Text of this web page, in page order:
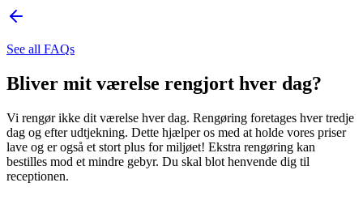
See all FAQs
Bliver mit værelse rengjort hver dag?
Vi rengør ikke dit værelse hver dag. Rengøring foretages hver tredje
dag og efter udtjekning. Dette hjælper os med at holde vores priser
lave og er også et stort plus for miljøet! Ekstra rengøring kan
bestilles mod et mindre gebyr. Du skal blot henvende dig til
receptionen.